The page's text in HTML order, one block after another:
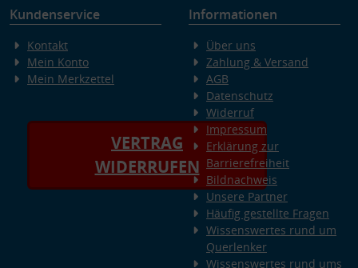
Kundenservice
Kontakt
Mein Konto
Mein Merkzettel
VERTRAG
WIDERRUFEN
Informationen
Über uns
Zahlung & Versand
AGB
Datenschutz
Widerruf
Impressum
Erklärung zur
Barrierefreiheit
Bildnachweis
Unsere Partner
Häufig gestellte Fragen
Wissenswertes rund um
Querlenker
Wissenswertes rund ums